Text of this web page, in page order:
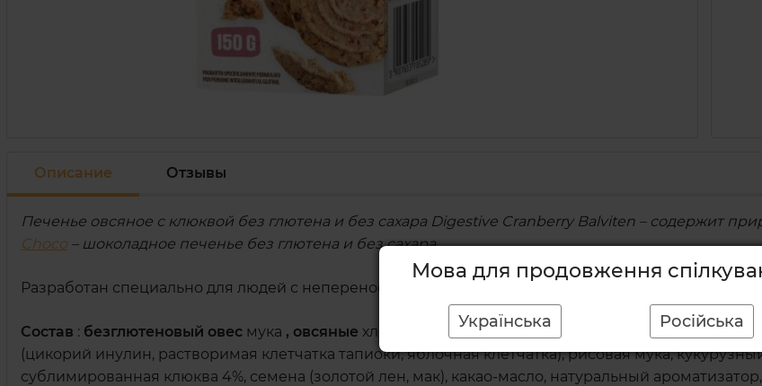
Описание Отзывы
Печенье овсяное с клюквой без глютена и без сахара Digestive Cranberry Balviten – содержит
Choco – шоколадное печенье без глютена и без сахара.
Разработан специально для людей с непереносимостью глютена.
Состав : безглютеновый овес мука , овсяные хлопья 23% ( овсяная), растительные жиры и масла
(цикорий инулин, растворимая клетчатка тапиоки, яблочная клетчатка), рисовая мука,
сублимированная клюква 4%, семена (золотой лен, мак), какао-масло, натуральный
Мова для продовження
Українська Російська